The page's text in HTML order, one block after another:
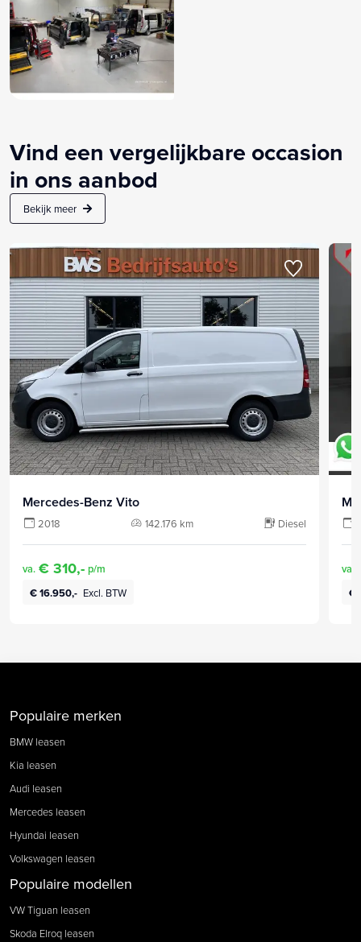
Vind een vergelijkbare occasion
in ons aanbod
Bekijk meer
Mercedes-Benz Vito
2018 142.176 km Diesel
va. € 310,- p/m
€ 16.950,- Excl. BTW
va.
€
Populaire merken
BMW leasen
Kia leasen
Audi leasen
Mercedes leasen
Hyundai leasen
Volkswagen leasen
Populaire modellen
VW Tiguan leasen
Skoda Elroq leasen